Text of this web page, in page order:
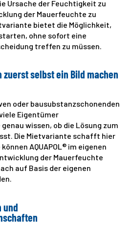
Ursache der Feuchtigkeit zu
der Mauerfeuchte zu
bietet die Möglichkeit,
ohne sofort eine
treffen zu müssen.
zuerst selbst ein Bild machen
oder bausubstanzschonenden
Eigentümer
wissen, ob die Lösung zum
Die Mietvariante schafft hier
AQUAPOL® im eigenen
der Mauerfeuchte
auf Basis der eigenen
und